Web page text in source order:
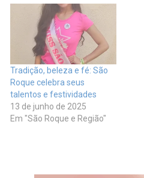
Tradição, beleza e fé: São
Roque celebra seus
talentos e festividades
13 de junho de 2025
Em "São Roque e Região"